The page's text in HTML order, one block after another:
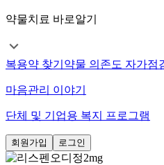
약물치료 바로알기
복용약 찾기 약물 의존도 자가점
마음관리 이야기
단체 및 기업용 복지 프로그램
회원가입 로그인